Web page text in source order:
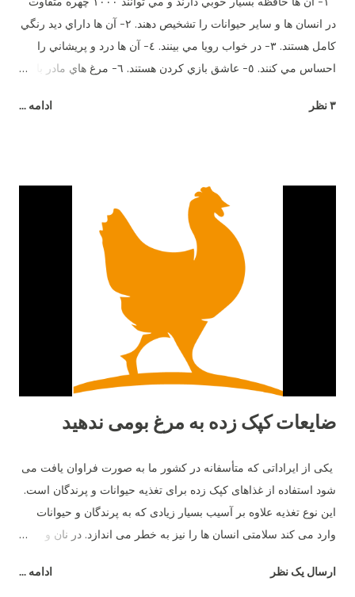
در انسان ها و ساير حيوانات را تشخيص دهند. ٢- آن ها داراي ديد رنگي
كامل هستند. ٣- در خواب رويا مي بينند. ٤- آن ها درد و پريشاني را
احساس مي كنند. ٥- عاشق بازي كردن هستند. ٦- مرغ هاي مادر با
بيش از ٣٠ صداي مختلف دارند. هر صداي معني ويژه اي و زبان
وقتي مضطرب مي شوند پَر هايشان مي ريزد. ١٢- نوك آن ها در
صورت جراحت خونريزي مي كند. ١٣- خروس براي جلب توجه مرغ
ميرقصد. ١٤- مرغ هاي مادر معلمان خوبي هستند. آن ها مي توانند به
جوجه هاي خود بياموزند چه چيزهايي براي خوردن خوب و يا بد است و
از بعضي دانه هايي كه رنگ هايشان را مي شناسند و براي آن ها بد
است دوري كنند. ١٥- بهترين دوست آن ها حمام خاك است. آن ها
۳ نظر ادامه ...
ضایعات کپک زده به مرغ بومی ندهید
یکی از ایراداتی که متأسفانه در کشور ما به صورت فراوان یافت می
شود استفاده از غذاهای کپک زده برای تغذیه حیوانات و پرندگان است.
این نوع تغذیه علاوه بر آسیب بسیار زیادی که به پرندگان و حیوانات
وارد می کند سلامتی انسان ها را نیز به خطر می اندازد. در نان و
ماده باعث آسیب شدید سیستم گوارشی پرندگان و حیوانات می شود
ارسال یک نظر ادامه ...